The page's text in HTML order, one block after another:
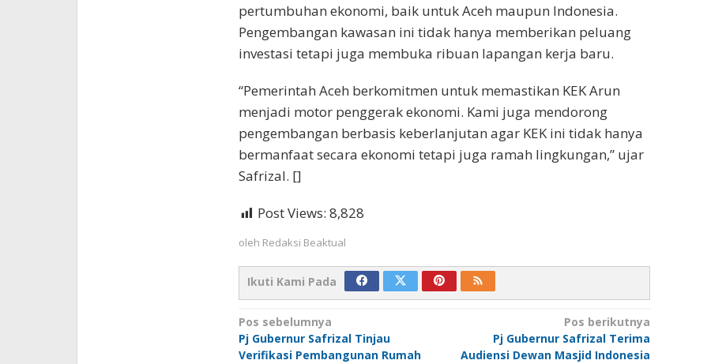
pertumbuhan ekonomi, baik untuk Aceh maupun Indonesia.
Pengembangan kawasan ini tidak hanya memberikan peluang
investasi tetapi juga membuka ribuan lapangan kerja baru.
“Pemerintah Aceh berkomitmen untuk memastikan KEK Arun
menjadi motor penggerak ekonomi. Kami juga mendorong
pengembangan berbasis keberlanjutan agar KEK ini tidak hanya
bermanfaat secara ekonomi tetapi juga ramah lingkungan,” ujar
Safrizal. []
Post Views: 8,828
oleh Redaksi Beaktual
Ikuti Kami Pada
Navigasi
pos
Pos sebelumnya
Pj Gubernur Safrizal Tinjau
Verifikasi Pembangunan Rumah
Pos berikutnya
Pj Gubernur Safrizal Terima
Audiensi Dewan Masjid Indonesia